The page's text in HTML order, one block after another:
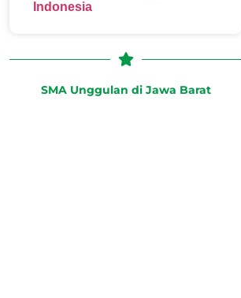
Indonesia
SMA Unggulan di Jawa Barat